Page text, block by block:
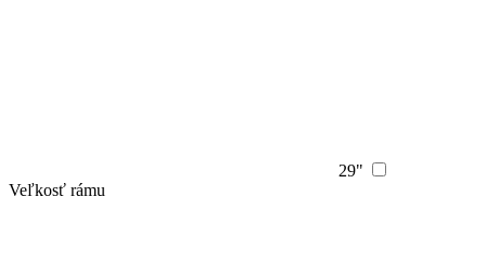
29"
Veľkosť rámu